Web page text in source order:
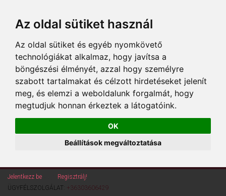
Az oldal sütiket használ
Az oldal sütiket és egyéb nyomkövető
technológiákat alkalmaz, hogy javítsa a
böngészési élményét, azzal hogy személyre
szabott tartalmakat és célzott hirdetéseket jelenít
meg, és elemzi a weboldalunk forgalmát, hogy
megtudjuk honnan érkeztek a látogatóink.
OK
Beállítások megváltoztatása
Jelentkezz be
Regisztrálj!
ÜGYFÉLSZOLGÁLAT: +36303606429